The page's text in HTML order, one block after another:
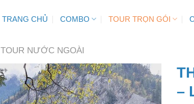
TRANG CHỦ COMBO TOUR TRỌN GÓI
TOUR NƯỚC NGOÀI
–